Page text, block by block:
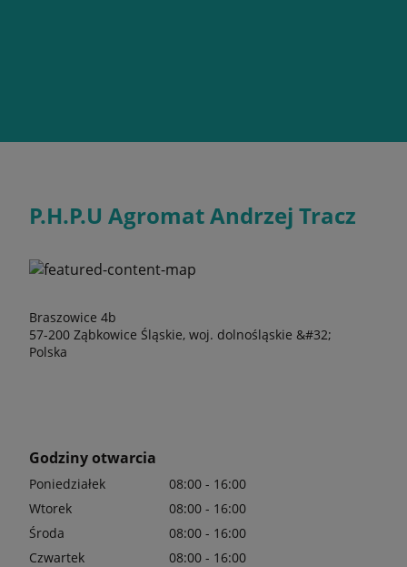
P.H.P.U Agromat Andrzej Tracz
Braszowice 4b
57-200 Ząbkowice Śląskie, woj. dolnośląskie &#32;
Polska
Godziny otwarcia
Poniedziałek
08:00 - 16:00
Wtorek
08:00 - 16:00
Środa
08:00 - 16:00
Czwartek
08:00 - 16:00